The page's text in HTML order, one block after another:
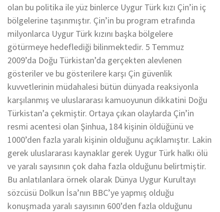
olan bu politika ile yüz binlerce Uygur Türk kızı Çin’in iç
bölgelerine taşınmıştır. Çin’in bu program etrafında
milyonlarca Uygur Türk kızını başka bölgelere
götürmeye hedeflediği bilinmektedir. 5 Temmuz
2009’da Doğu Türkistan’da gerçekten alevlenen
gösteriler ve bu gösterilere karşı Çin güvenlik
kuvvetlerinin müdahalesi bütün dünyada reaksiyonla
karşılanmış ve uluslararası kamuoyunun dikkatini Doğu
Türkistan’a çekmiştir. Ortaya çıkan olaylarda Çin’in
resmi acentesi olan Şinhua, 184 kişinin öldüğünü ve
1000’den fazla yaralı kişinin olduğunu açıklamıştır. Lakin
gerek uluslararası kaynaklar gerek Uygur Türk halkı ölü
ve yaralı sayısının çok daha fazla olduğunu belirtmiştir.
Bu anlatılanlara örnek olarak Dünya Uygur Kurultayı
sözcüsü Dolkun İsa’nın BBC’ye yapmış olduğu
konuşmada yaralı sayısının 600’den fazla olduğunu